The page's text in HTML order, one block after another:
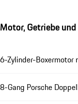
Motor, Getriebe
6-Zylinder-Boxermotor
8-Gang Porsche